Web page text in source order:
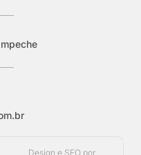
Design e SEO por